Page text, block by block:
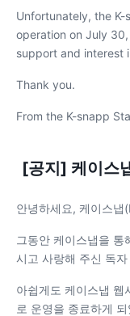
Unfortunately, the
operation on July
support and interest
Thank you.
From the K-snapp
[공지] 케이스
안녕하세요, 케이스냅
그동안 케이스냅을 통
시고 사랑해 주신 독
아쉽게도 케이스냅
로 운영을 종료하게